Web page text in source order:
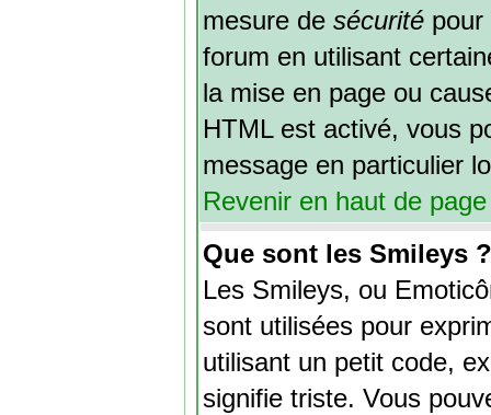
mesure de sécurité pour
forum en utilisant
la mise en page ou
HTML est activé, vous
message en particulier
Revenir en haut de page
Que sont les Smileys ?
Les Smileys, ou
sont utilisées pour
utilisant un petit code,
signifie triste. Vous